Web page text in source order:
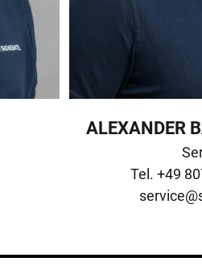
ALEXANDER